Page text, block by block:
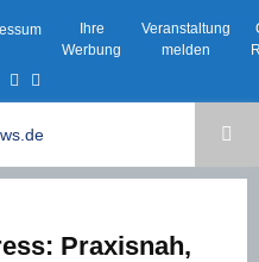
Ihre
Werbung
Veranstaltung
melden
Instagram
Email
Praxisnah,